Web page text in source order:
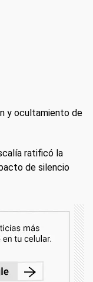
y ocultamiento de
ratificó la
de silencio